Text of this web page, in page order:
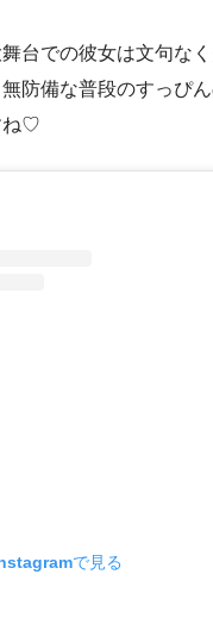
台での彼女は文句な
防備な普段のすっぴ
ね♡
で見る